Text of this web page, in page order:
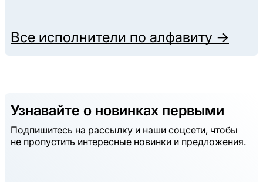
Все исполнители по алфавиту →
Узнавайте о новинках первыми
Подпишитесь на рассылку и наши соцсети, чтобы
не пропустить интересные новинки и предложения.